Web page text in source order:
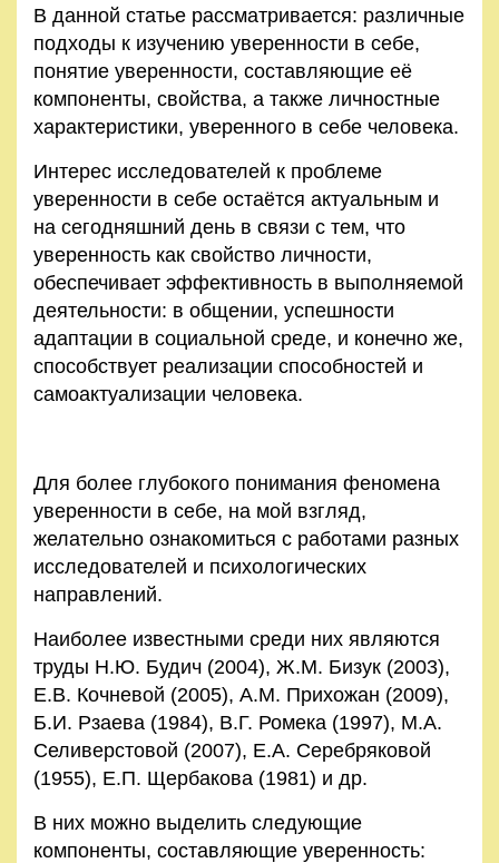
Политика
конфиденциальности
В данной статье рассматривается: различные
подходы к изучению уверенности в себе,
понятие уверенности, составляющие её
компоненты, свойства, а также личностные
характеристики, уверенного в себе человека.
Интерес исследователей к проблеме
уверенности в себе остаётся актуальным и
на сегодняшний день в связи с тем, что
уверенность как свойство личности,
обеспечивает эффективность в выполняемой
деятельности: в общении, успешности
адаптации в социальной среде, и конечно же,
способствует реализации способностей и
самоактуализации человека.
Для более глубокого понимания феномена
уверенности в себе, на мой взгляд,
желательно ознакомиться с работами разных
исследователей и психологических
направлений.
Наиболее известными среди них являются
труды Н.Ю. Будич (2004), Ж.М. Бизук (2003),
Е.В. Кочневой (2005), А.М. Прихожан (2009),
Б.И. Рзаева (1984), В.Г. Ромека (1997), М.А.
Селиверстовой (2007), Е.А. Серебряковой
(1955), Е.П. Щербакова (1981) и др.
В них можно выделить следующие
компоненты, составляющие уверенность: